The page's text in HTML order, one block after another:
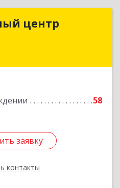
центр
58
заявку
контакты
центр
Подробнее
заявку